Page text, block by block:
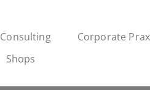
Consulting Corporate
Shops